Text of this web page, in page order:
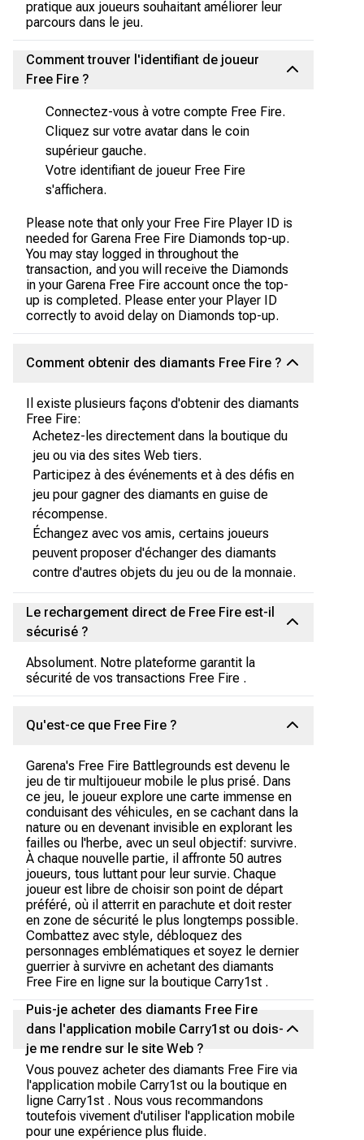
pratique aux joueurs souhaitant améliorer leur
parcours dans le jeu.
Comment trouver l'identifiant de joueur
Free Fire ?
Connectez-vous à votre compte Free Fire.
Cliquez sur votre avatar dans le coin
supérieur gauche.
Votre identifiant de joueur Free Fire
s'affichera.
Please note that only your Free Fire Player ID is
needed for Garena Free Fire Diamonds top-up.
You may stay logged in throughout the
transaction, and you will receive the Diamonds
in your Garena Free Fire account once the top-
up is completed. Please enter your Player ID
correctly to avoid delay on Diamonds top-up.
Comment obtenir des diamants Free Fire ?
Il existe plusieurs façons d'obtenir des diamants
Free Fire:
Achetez-les directement dans la boutique du
jeu ou via des sites Web tiers.
Participez à des événements et à des défis en
jeu pour gagner des diamants en guise de
récompense.
Échangez avec vos amis, certains joueurs
peuvent proposer d'échanger des diamants
contre d'autres objets du jeu ou de la monnaie.
Le rechargement direct de Free Fire est-il
sécurisé ?
Absolument. Notre plateforme garantit la
sécurité de vos transactions Free Fire .
Qu'est-ce que Free Fire ?
Garena's Free Fire Battlegrounds est devenu le
jeu de tir multijoueur mobile le plus prisé. Dans
ce jeu, le joueur explore une carte immense en
conduisant des véhicules, en se cachant dans la
nature ou en devenant invisible en explorant les
failles ou l'herbe, avec un seul objectif: survivre.
À chaque nouvelle partie, il affronte 50 autres
joueurs, tous luttant pour leur survie. Chaque
joueur est libre de choisir son point de départ
préféré, où il atterrit en parachute et doit rester
en zone de sécurité le plus longtemps possible.
Combattez avec style, débloquez des
personnages emblématiques et soyez le dernier
guerrier à survivre en achetant des diamants
Free Fire en ligne sur la boutique Carry1st .
Puis-je acheter des diamants Free Fire
dans l'application mobile Carry1st ou dois-
je me rendre sur le site Web ?
Vous pouvez acheter des diamants Free Fire via
l'application mobile Carry1st ou la boutique en
ligne Carry1st . Nous vous recommandons
toutefois vivement d'utiliser l'application mobile
pour une expérience plus fluide.